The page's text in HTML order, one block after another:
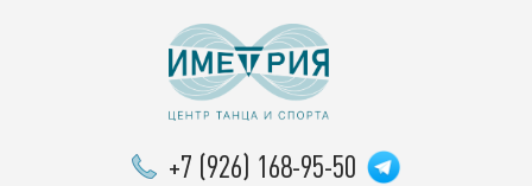
+7 (926) 168-95-50